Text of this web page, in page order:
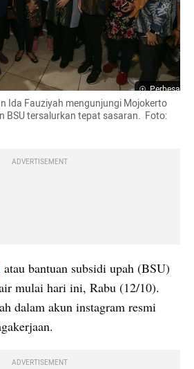
Perbesar
Ida Fauziyah mengunjungi Mojokerto
BSU tersalurkan tepat sasaran.  Foto:
ADVERTISEMENT
atau bantuan subsidi upah (BSU)
mulai hari ini, Rabu (12/10).
dalam akun instagram resmi
ADVERTISEMENT